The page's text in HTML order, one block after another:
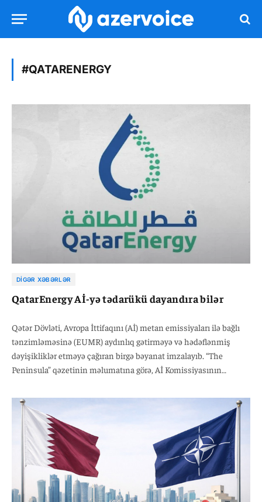
#QATARENERGY
DIGƏR XƏBƏRLƏR
QatarEnergy Aİ-yə tədarükü dayandıra bilər
Qətər Dövləti, Avropa İttifaqını (Aİ) metan emissiyaları ilə bağlı
tənzimləməsinə (EUMR) aydınlıq gətirməyə və hədəflənmiş
dəyişikliklər etməyə çağıran birgə bəyanat imzalayıb. “The
Peninsula” qəzetinin məlumatına görə, Aİ Komissiyasının
dövlətlərin rəhbərlərinə ünvanlanmış birgə açıq məktub
dünyanın ən böyük enerji istehsalçıları və Aİ-nin əsas maye təbii
qaz (LNG) tədarükçüləri tərəfindən imzalanıb.